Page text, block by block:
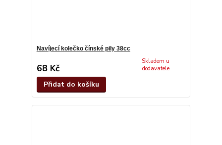
Navíjecí kolečko čínské pily 38cc
68 Kč
Skladem u
dodavatele
Přidat do košíku